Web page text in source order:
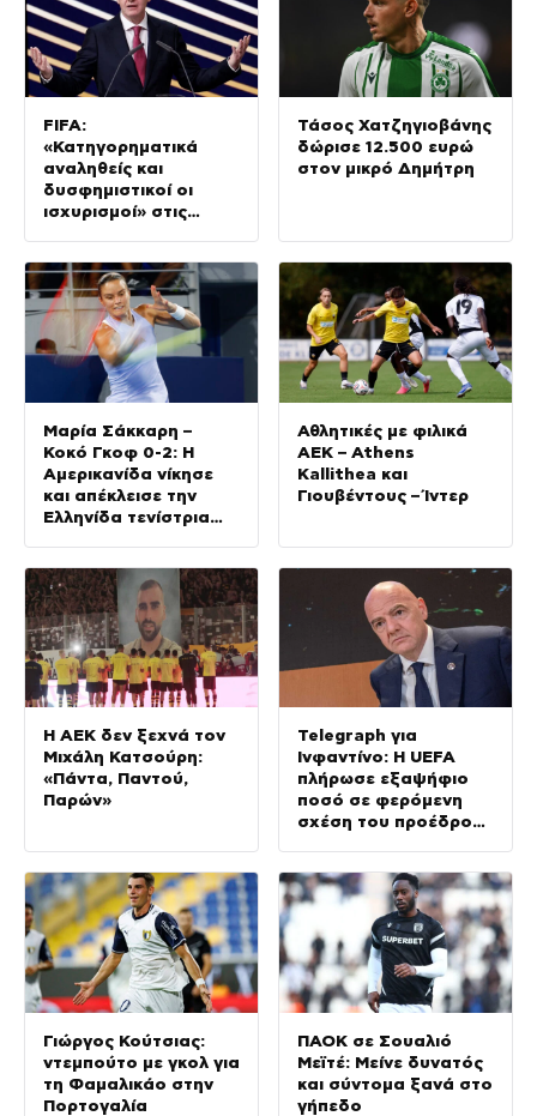
FIFA:
«Κατηγορηματικά
αναληθείς και
δυσφημιστικοί οι
ισχυρισμοί» στις
Τάσος Χατζηγιοβάνης
δώρισε 12.500 ευρώ
στον μικρό Δημήτρη
Μαρία Σάκκαρη –
Κοκό Γκοφ 0-2: Η
Αμερικανίδα νίκησε
και απέκλεισε την
Ελληνίδα τενίστρια
Αθλητικές με φιλικά
ΑΕΚ – Athens
Kallithea και
Γιουβέντους – Ίντερ
Η ΑΕΚ δεν ξεχνά τον
Μιχάλη Κατσούρη:
«Πάντα, Παντού,
Παρών»
Telegraph για
Ινφαντίνο: Η UEFA
πλήρωσε εξαψήφιο
ποσό σε φερόμενη
σχέση του προέδρου
Γιώργος Κούτσιας:
ντεμπούτο με γκολ για
τη Φαμαλικάο στην
Πορτογαλία
ΠΑΟΚ σε Σουαλιό
Μεϊτέ: Μείνε δυνατός
και σύντομα ξανά στο
γήπεδο